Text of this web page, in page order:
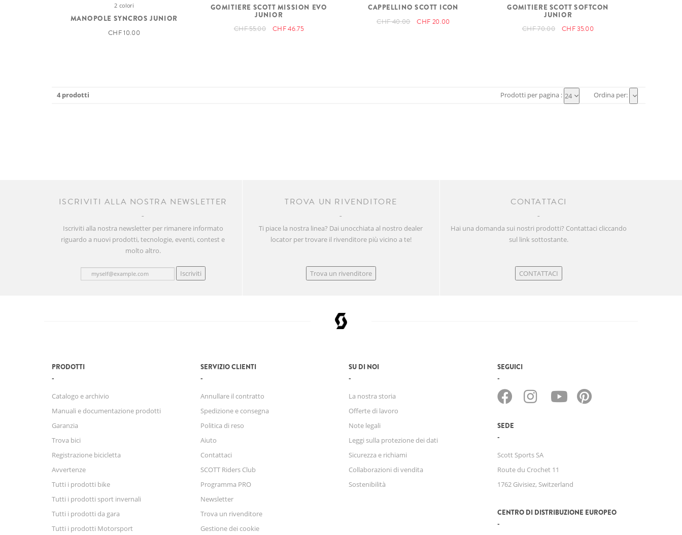
2 colori
MANOPOLE SYNCROS JUNIOR
CHF 10.00
GOMITIERE SCOTT MISSION EVO
JUNIOR
CHF 55.00 CHF 46.75
CAPPELLINO SCOTT ICON
CHF 40.00 CHF 20.00
GOMITIERE SCOTT SOFTCON
JUNIOR
CHF 70.00 CHF 35.00
4 prodotti Prodotti per pagina : 24 Ordina per:
ISCRIVITI ALLA NOSTRA NEWSLETTER
Iscriviti alla nostra newsletter per rimanere informato
riguardo a nuovi prodotti, tecnologie, eventi, contest e
molto altro.
Iscriviti
TROVA UN RIVENDITORE
Ti piace la nostra linea? Dai unocchiata al nostro dealer
locator per trovare il rivenditore più vicino a te!
Trova un rivenditore
CONTATTACI
Hai una domanda sui nostri prodotti? Contattaci cliccando
sul link sottostante.
CONTATTACI
PRODOTTI
Catalogo e archivio
Manuali e documentazione prodotti
Garanzia
Trova bici
Registrazione bicicletta
Avvertenze
Tutti i prodotti bike
Tutti i prodotti sport invernali
Tutti i prodotti da gara
Tutti i prodotti Motorsport
SERVIZIO CLIENTI
Annullare il contratto
Spedizione e consegna
Politica di reso
Aiuto
Contattaci
SCOTT Riders Club
Programma PRO
Newsletter
Trova un rivenditore
Gestione dei cookie
SU DI NOI
La nostra storia
Offerte di lavoro
Note legali
Leggi sulla protezione dei dati
Sicurezza e richiami
Collaborazioni di vendita
Sostenibilità
SEGUICI
SEDE
Scott Sports SA
Route du Crochet 11
1762 Givisiez, Switzerland
CENTRO DI DISTRIBUZIONE EUROPEO